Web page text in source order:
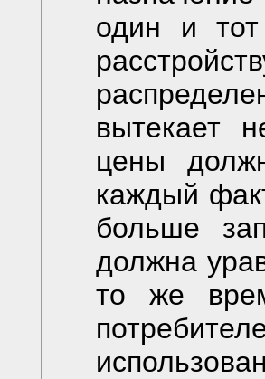
один и
вытекает
цены
каждый
больше
должна
то же